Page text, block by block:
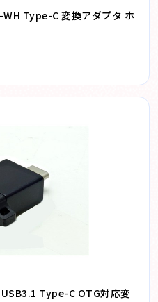
Type-C 変換アダプタ ホ
Type-C OTG対応変